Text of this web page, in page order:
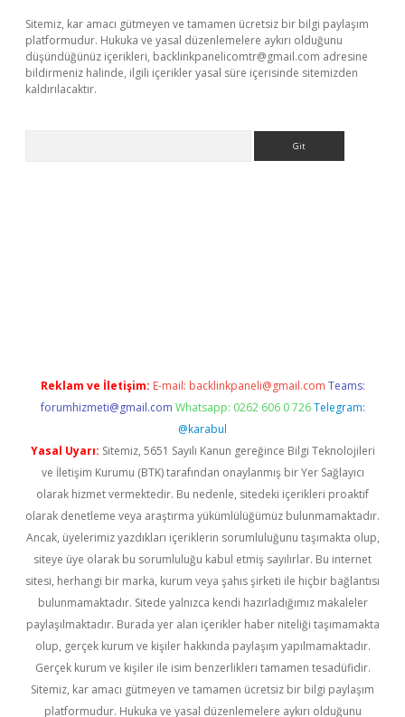
Sitemiz, kar amacı gütmeyen ve tamamen ücretsiz bir bilgi paylaşım
platformudur. Hukuka ve yasal düzenlemelere aykırı olduğunu
düşündüğünüz içerikleri, backlinkpanelicomtr@gmail.com adresine
bildirmeniz halinde, ilgili içerikler yasal süre içerisinde sitemizden
kaldırılacaktır.
Reklam ve İletişim: E-mail: backlinkpaneli@gmail.com Teams:
forumhizmeti@gmail.com Whatsapp: 0262 606 0 726 Telegram:
@karabul
Yasal Uyarı: Sitemiz, 5651 Sayılı Kanun gereğince Bilgi Teknolojileri
ve İletişim Kurumu (BTK) tarafından onaylanmış bir Yer Sağlayıcı
olarak hizmet vermektedir. Bu nedenle, sitedeki içerikleri proaktif
olarak denetleme veya araştırma yükümlülüğümüz bulunmamaktadır.
Ancak, üyelerimiz yazdıkları içeriklerin sorumluluğunu taşımakta olup,
siteye üye olarak bu sorumluluğu kabul etmiş sayılırlar. Bu internet
sitesi, herhangi bir marka, kurum veya şahıs şirketi ile hiçbir bağlantısı
bulunmamaktadır. Sitede yalnızca kendi hazırladığımız makaleler
paylaşılmaktadır. Burada yer alan içerikler haber niteliği taşımamakta
olup, gerçek kurum ve kişiler hakkında paylaşım yapılmamaktadır.
Gerçek kurum ve kişiler ile isim benzerlikleri tamamen tesadüfidir.
Sitemiz, kar amacı gütmeyen ve tamamen ücretsiz bir bilgi paylaşım
platformudur. Hukuka ve yasal düzenlemelere aykırı olduğunu